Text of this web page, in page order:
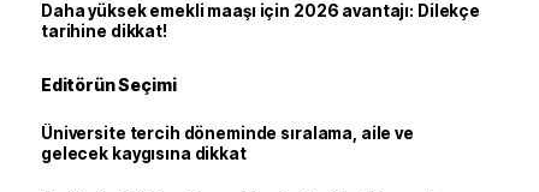
Daha yüksek emekli maaşı için 2026 avantajı: Dilekçe
tarihine dikkat!
Editörün Seçimi
Üniversite tercih döneminde sıralama, aile ve
gelecek kaygısına dikkat